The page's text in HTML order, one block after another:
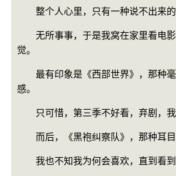
整个人心里，只有一种说不出来的
无所事事，于是我窝在家里看电影
觉。
最有印象是《西部世界》，那种毫
感。
只可惜，第三季不好看，弃剧，我
而后，《黑袍纠察队》，那种耳目
我也不知我为何会喜欢，直到看到